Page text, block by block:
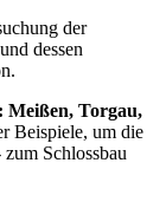
der
dessen
Meißen, Torgau,
Beispiele, um die
Schlossbau